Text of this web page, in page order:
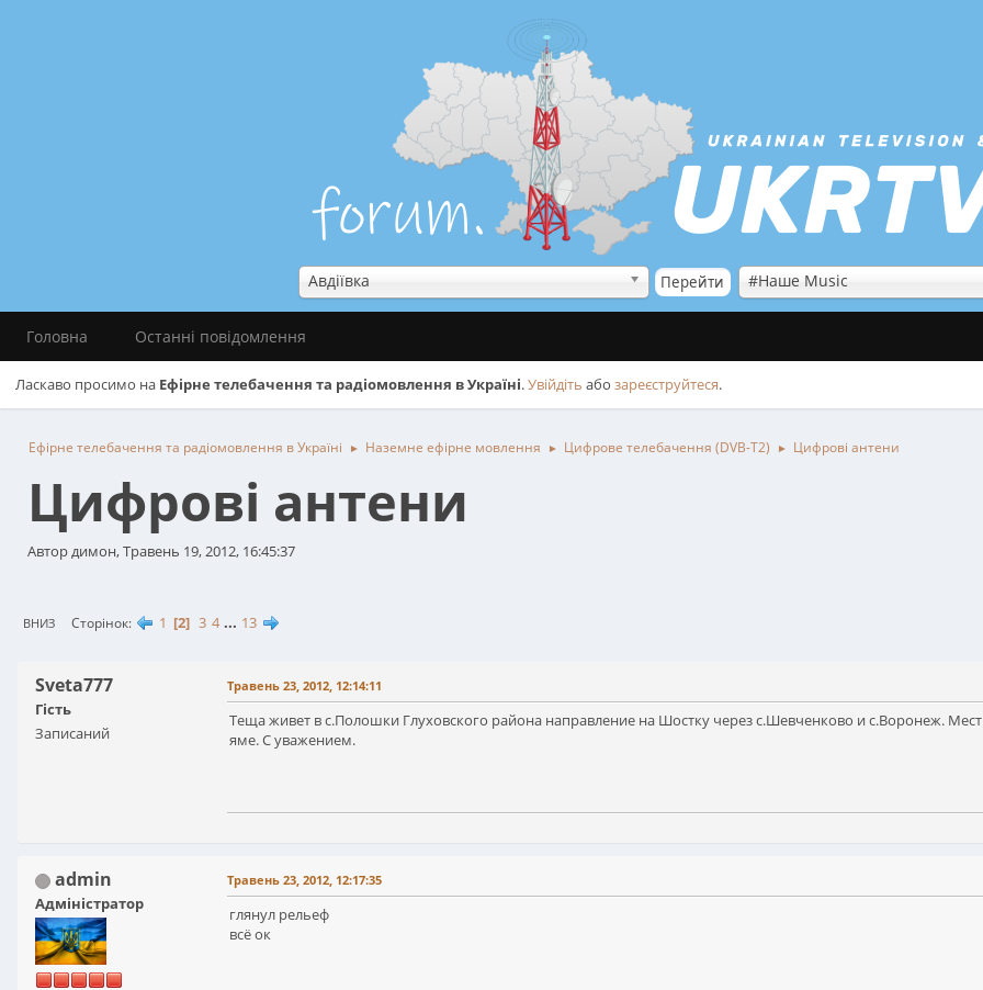
Авдіївка #Наше Music
Головна Останні повідомлення
Ласкаво просимо на Ефірне телебачення та радіомовлення в Україні.Увійдіть або зареєструйтеся.
Ефірне телебачення та радіомовлення в Україні ► Наземне ефірне мовлення ► Цифрове телебачення (DVB-T2) ► Цифрові антени
Цифрові антени
Автор димон, Травень 19, 2012, 16:45:37
ВНИЗ Сторінок 1 2 3 4 ... 13
Sveta777
Гість
Записаний
Травень 23, 2012, 12:14:11
Теща живет в с.Полошки Глуховского района направление на Шостку через с.Шевченково и с.Воронеж.
яме. С уважением.
admin
Адміністратор
Травень 23, 2012, 12:17:35
глянул рельеф
всё ок